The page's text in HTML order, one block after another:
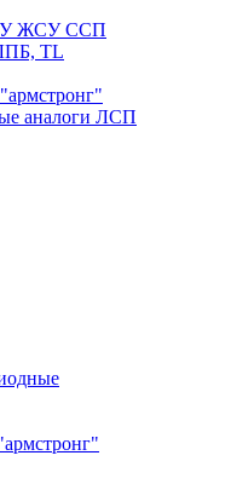
ЖСУ ССП
TL
аналоги ЛСП